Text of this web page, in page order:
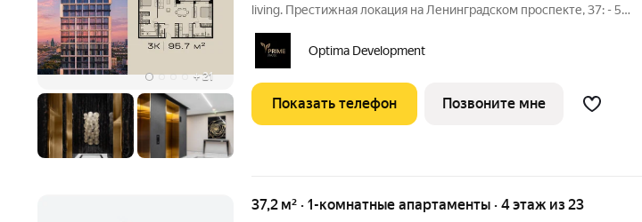
+21
living. Престижная локация на Ленинградском проспекте, 37: - 5
20 мин. до аэропорта «Шереметьево» или «Москва-Сити», - 4
Optima Development
Показать телефон Позвоните мне
37,2 м² · 1-комнатные апартаменты · 4 этаж из 23